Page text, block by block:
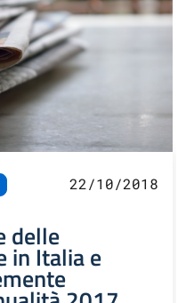
22/10/2018
delle
in Italia e